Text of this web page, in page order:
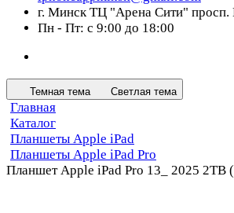
г. Минск ТЦ "Арена Сити" просп.
Пн - Пт: с 9:00 до 18:00
Темная тема Светлая тема
Главная
Каталог
Планшеты Apple iPad
Планшеты Apple iPad Pro
Планшет Apple iPad Pro 13_ 2025 2TB